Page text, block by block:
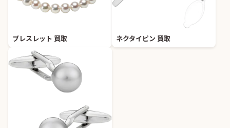
ブレスレット 買取 ネクタイピン 買取